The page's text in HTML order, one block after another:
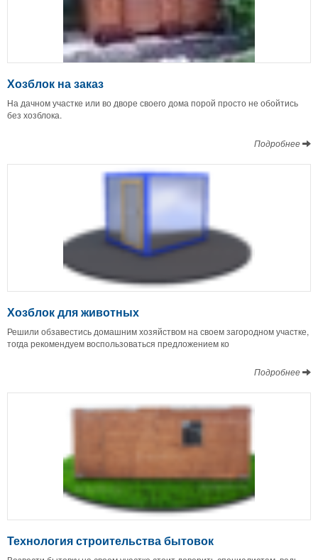
Хозблок на заказ
На дачном участке или во дворе своего дома порой просто не обойтись
без хозблока.
Подробнее
Хозблок для животных
Решили обзавестись домашним хозяйством на своем загородном участке,
тогда рекомендуем воспользоваться предложением ко
Подробнее
Технология строительства бытовок